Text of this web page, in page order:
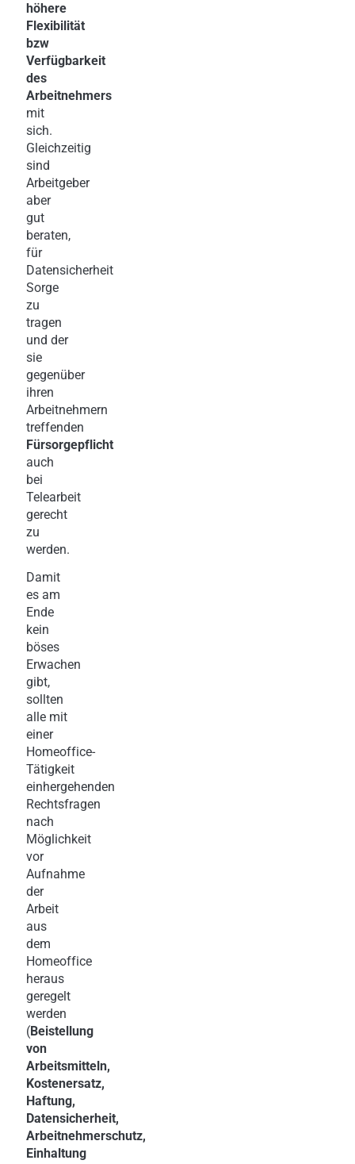
höhere
Flexibilität
bzw
Verfügbarkeit
des
Arbeitnehmers
mit
sich.
Gleichzeitig
sind
Arbeitgeber
aber
gut
beraten,
für
Datensicherheit
Sorge
zu
tragen
und der
sie
gegenüber
ihren
Arbeitnehmern
treffenden
Fürsorgepflicht
auch
bei
Telearbeit
gerecht
zu
werden.
Damit
es am
Ende
kein
böses
Erwachen
gibt,
sollten
alle mit
einer
Homeoffice-
Tätigkeit
einhergehenden
Rechtsfragen
nach
Möglichkeit
vor
Aufnahme
der
Arbeit
aus
dem
Homeoffice
heraus
geregelt
werden
(Beistellung
von
Arbeitsmitteln,
Kostenersatz,
Haftung,
Datensicherheit,
Arbeitnehmerschutz,
Einhaltung